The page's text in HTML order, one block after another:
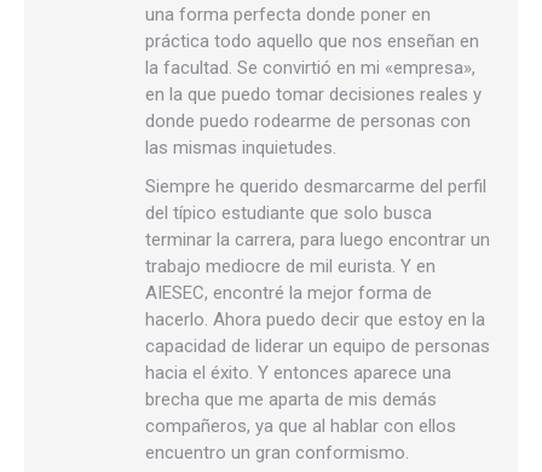
una forma perfecta donde poner en
práctica todo aquello que nos enseñan en
la facultad. Se convirtió en mi «empresa»,
en la que puedo tomar decisiones reales y
donde puedo rodearme de personas con
las mismas inquietudes.
Siempre he querido desmarcarme del perfil
del típico estudiante que solo busca
terminar la carrera, para luego encontrar un
trabajo mediocre de mil eurista. Y en
AIESEC, encontré la mejor forma de
hacerlo. Ahora puedo decir que estoy en la
capacidad de liderar un equipo de personas
hacia el éxito. Y entonces aparece una
brecha que me aparta de mis demás
compañeros, ya que al hablar con ellos
encuentro un gran conformismo.